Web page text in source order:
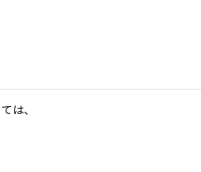
は、